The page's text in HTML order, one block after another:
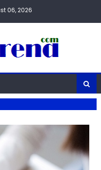
06, 2026